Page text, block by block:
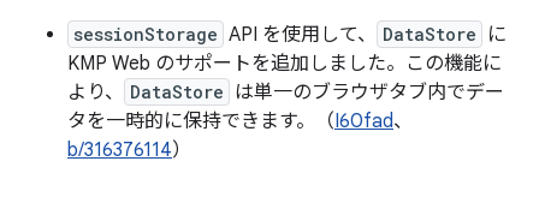
sessionStorage API を使用して、 DataStore
に
KMP Web のサポートを追加しました。この機能に
より、
DataStore は単一のブラウザタブ内でデー
タを一時的に保持できます。（I60fad、
b/316376114）